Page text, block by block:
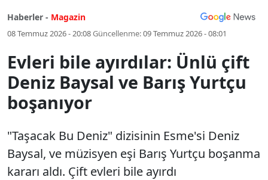
Haberler - Magazin
08 Temmuz 2026 - 20:08Güncellenme:09 Temmuz 2026 - 08:01
Evleri bile ayırdılar: Ünlü çift
Deniz Baysal ve Barış Yurtçu
boşanıyor
"Taşacak Bu Deniz" dizisinin Esme'si Deniz
Baysal, ve müzisyen eşi Barış Yurtçu boşanma
kararı aldı. Çift evleri bile ayırdı